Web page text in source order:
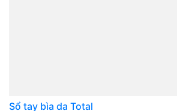
Sổ tay bìa da Total